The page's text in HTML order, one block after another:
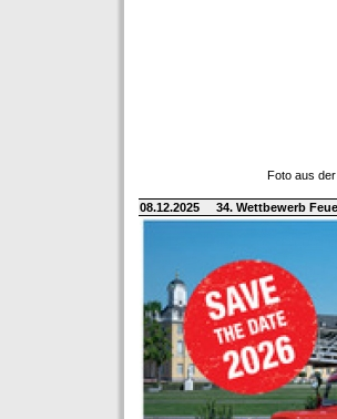
Foto aus
08.12.2025 34. Wettbewerb